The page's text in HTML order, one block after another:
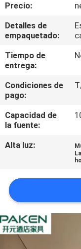
CALIDAD
ÉNTRENOS
EN
CONTACTO
CON
PIDA
UNA
MAPA
DEL
SITIO
Precio:
Detalles de
empaquetado:
Tiempo de
entrega:
Condiciones de
pago:
Capacidad de
la fuente:
Alta luz: